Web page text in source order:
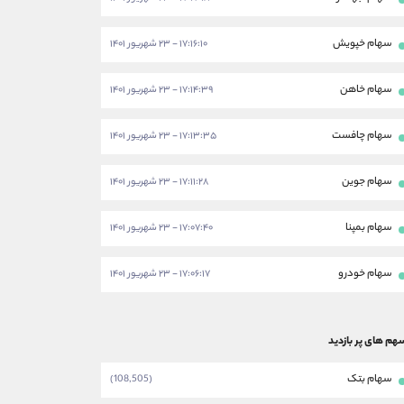
سهام خپویش ۱۷:۱۶:۱۰ - ۲۳ شهریور ۱۴۰۱
سهام خاهن ۱۷:۱۴:۳۹ - ۲۳ شهریور ۱۴۰۱
سهام چافست ۱۷:۱۳:۳۵ - ۲۳ شهریور ۱۴۰۱
سهام جوین ۱۷:۱۱:۲۸ - ۲۳ شهریور ۱۴۰۱
سهام بمپنا ۱۷:۰۷:۴۰ - ۲۳ شهریور ۱۴۰۱
سهام خودرو ۱۷:۰۶:۱۷ - ۲۳ شهریور ۱۴۰۱
های پر بازدید
سهام بتک (108,505)